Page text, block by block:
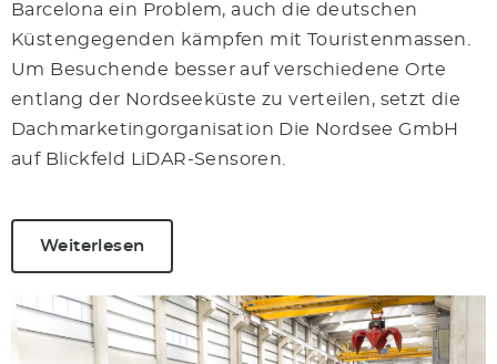
Barcelona ein Problem, auch die deutschen
Küstengegenden kämpfen mit Touristenmassen.
Um Besuchende besser auf verschiedene Orte
entlang der Nordseeküste zu verteilen, setzt die
Dachmarketingorganisation Die Nordsee GmbH
auf Blickfeld LiDAR-Sensoren.
Weiterlesen